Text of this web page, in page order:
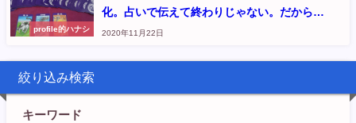
profile的ハナシ
化。占いで伝えて終わりじゃない。だから…
2020年11月22日
絞り込み検索
キーワード